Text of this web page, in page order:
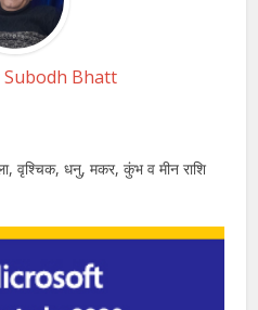
Subodh Bhatt
वृश्चिक, धनु, मकर, कुंभ व मीन राशि